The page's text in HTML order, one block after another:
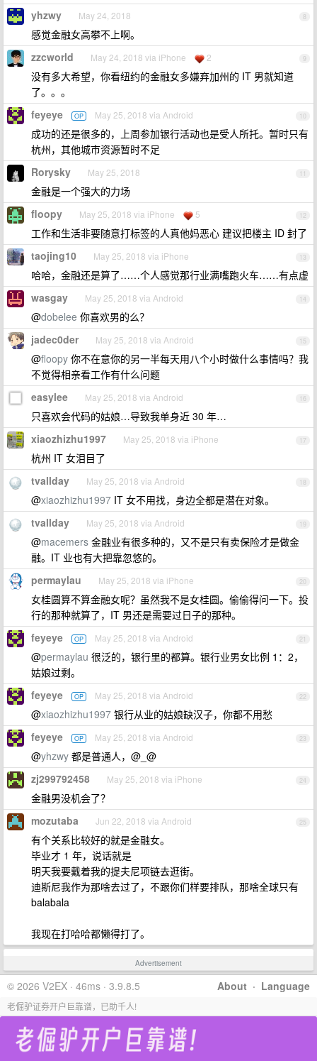
8
yhzwy May 24, 2018
感觉金融女高攀不上啊。
9
zzcworld May 24, 2018 via iPhone 2
没有多大希望，你看纽约的金融女多嫌弃加州的 IT 男就知道
了。。。
10
feyeye OP May 25, 2018 via Android
成功的还是很多的，上周参加银行活动也是受人所托。暂时只有
杭州，其他城市资源暂时不足
11
Rorysky May 25, 2018
金融是一个强大的力场
12
floopy May 25, 2018 via iPhone 5
工作和生活非要随意打标签的人真他妈恶心 建议把楼主 ID 封了
13
taojing10 May 25, 2018 via iPhone
哈哈，金融还是算了……个人感觉那行业满嘴跑火车……有点虚
14
wasgay May 25, 2018 via Android
@dobelee 你喜欢男的么？
15
jadec0der May 25, 2018 via Android
@floopy 你不在意你的另一半每天用八个小时做什么事情吗？我
不觉得相亲看工作有什么问题
16
easylee May 25, 2018 via Android
只喜欢会代码的姑娘…导致我单身近 30 年…
17
xiaozhizhu1997 May 25, 2018 via iPhone
杭州 IT 女泪目了
18
tvallday May 25, 2018 via Android
@xiaozhizhu1997 IT 女不用找，身边全都是潜在对象。
19
tvallday May 25, 2018 via Android
@macemers 金融业有很多种的，又不是只有卖保险才是做金
融。IT 业也有大把靠忽悠的。
20
permaylau May 25, 2018 via iPhone
女桂圆算不算金融女呢？虽然我不是女桂圆。偷偷得问一下。投
行的那种就算了，IT 男还是需要过日子的那种。
21
feyeye OP May 25, 2018 via Android
@permaylau 很泛的，银行里的都算。银行业男女比例 1：2，
姑娘过剩。
22
feyeye OP May 25, 2018 via Android
@xiaozhizhu1997 银行从业的姑娘缺汉子，你都不用愁
23
feyeye OP May 25, 2018 via Android
@yhzwy 都是普通人，@_@
24
zj299792458 May 25, 2018 via iPhone
金融男没机会了？
25
mozutaba Jun 22, 2018 via Android
有个关系比较好的就是金融女。
毕业才 1 年，说话就是
明天我要戴着我的提夫尼项链去逛街。
迪斯尼我作为那啥去过了，不跟你们样要排队，那啥全球只有
balabala
我现在打哈哈都懒得打了。
Advertisement
About · Language
© 2026 V2EX · 46ms · 3.9.8.5
老倔驴证券开户巨靠谱，已助千人!